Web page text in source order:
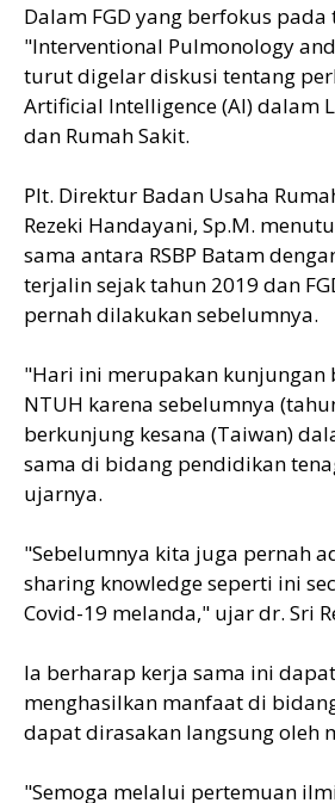
Dalam FGD yang berfokus pada
"Interventional Pulmonology
turut digelar diskusi tentang
Artificial Intelligence (AI) dalam
dan Rumah Sakit.
Plt. Direktur Badan Usaha
Rezeki Handayani, Sp.M.
sama antara RSBP Batam
terjalin sejak tahun 2019 dan
pernah dilakukan sebelumnya.
"Hari ini merupakan kunjungan
NTUH karena sebelumnya
berkunjung kesana (Taiwan)
sama di bidang pendidikan
ujarnya.
"Sebelumnya kita juga pernah
sharing knowledge seperti ini
Covid-19 melanda," ujar dr. Sri
Ia berharap kerja sama ini
menghasilkan manfaat di
dapat dirasakan langsung oleh
"Semoga melalui pertemuan